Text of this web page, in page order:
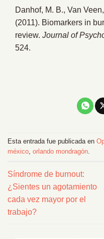
Danhof, M. B., Van
(2011). Biomarkers in
review. Journal of
524.
Esta entrada fue publicada en
méxico, orlando mondragón.
Síndrome de burnout:
¿Sientes un agotamiento
cada vez mayor por el
trabajo?